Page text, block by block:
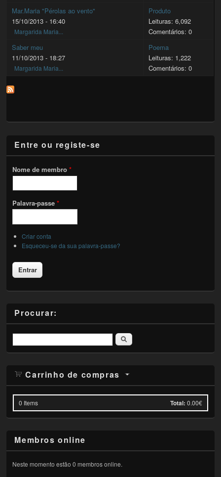
Mar.Maria "Pérolas ao vento"
15/10/2013 - 16:40
Margarida Maria...
Produto
Leituras: 6,092
Comentários: 0
Saber meu
11/10/2013 - 18:27
Margarida Maria...
Poema
Leituras: 1,222
Comentários: 0
Entre ou registe-se
Nome de membro*
Palavra-passe*
Criar conta
Esqueceu-se da sua palavra-passe?
Procurar:
Pesquisar
Carrinho de compras
0 Items Total: 0.00€
Membros online
Neste momento estão 0 membros online.